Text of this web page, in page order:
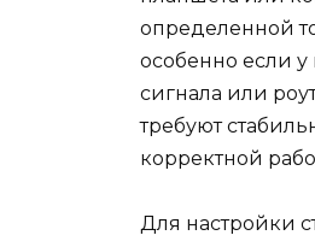
определенной
особенно если у
сигнала или
требуют
корректной
Для настройки